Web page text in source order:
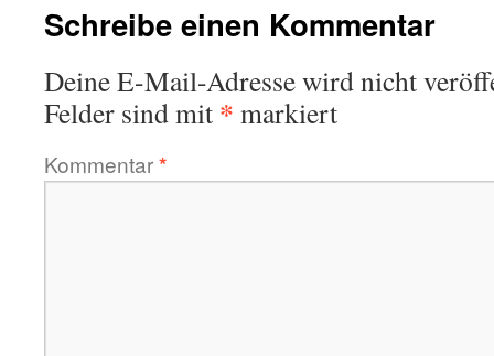
Schreibe einen Kommentar
Deine E-Mail-Adresse wird nicht
Felder sind mit * markiert
Kommentar*